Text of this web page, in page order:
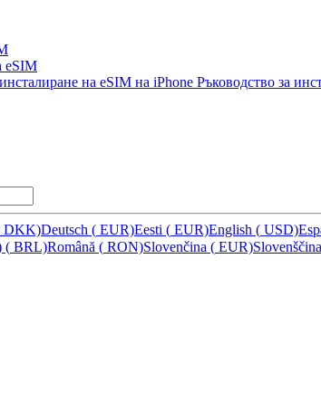
eSIM
на eSIM на iPhone Ръководство за
DKK)Deutsch ( EUR)Eesti ( EUR)English ( USD)
( BRL)Română ( RON)Slovenčina ( EUR)Slovenščina